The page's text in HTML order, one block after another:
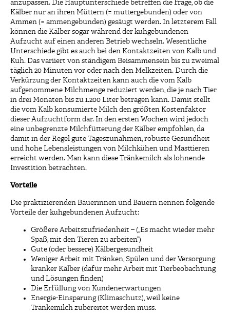
anzupassen. Die Hauptunterschiede betreffen die Frage, ob die
Kälber nur an ihren Müttern (= muttergebunden) oder von
Ammen (= ammengebunden) gesäugt werden. In letzterem Fall
können die Kälber sogar während der kuhgebundenen
Aufzucht auf einen anderen Betrieb wechseln. Wesentliche
Unterschiede gibt es auch bei den Kontaktzeiten von Kalb und
Kuh. Das variiert von ständigem Beisammensein bis zu zweimal
täglich 20 Minuten vor oder nach den Melkzeiten. Durch die
Verkürzung der Kontaktzeiten kann auch die vom Kalb
aufgenommene Milchmenge reduziert werden, die je nach Tier
in drei Monaten bis zu 1.200 Liter betragen kann. Damit stellt
die vom Kalb konsumierte Milch den größten Kostenfaktor
dieser Aufzuchtform dar. In den ersten Wochen wird jedoch
eine unbegrenzte Milchfütterung der Kälber empfohlen, da
damit in der Regel gute Tageszunahmen, robuste Gesundheit
und hohe Lebensleistungen von Milchkühen und Masttieren
erreicht werden. Man kann diese Tränkemilch als lohnende
Investition betrachten.
Vorteile
Die praktizierenden Bäuerinnen und Bauern nennen folgende
Vorteile der kuhgebundenen Aufzucht:
Größere Arbeitszufriedenheit – („Es macht wieder mehr
Spaß, mit den Tieren zu arbeiten“)
Gute (oder bessere) Kälbergesundheit
Weniger Arbeit mit Tränken, Spülen und der Versorgung
kranker Kälber (dafür mehr Arbeit mit Tierbeobachtung
und Lösungen finden)
Die Erfüllung von Kundenerwartungen
Energie-Einsparung (Klimaschutz), weil keine
Tränkemilch zubereitet werden muss.